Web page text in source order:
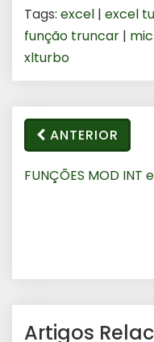
Tags: excel | excel
função truncar |
xlturbo
ANTERIOR
FUNÇÕES MOD INT
Artigos